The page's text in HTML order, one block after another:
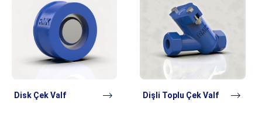
Disk Çek Valf Dişli Toplu Çek Valf